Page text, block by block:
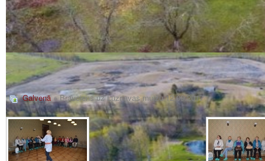
Galvenā» Brauciens uz Lūznavas muižu 12.09.2017